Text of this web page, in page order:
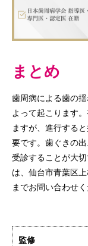
まとめ
歯周病による歯の
よって起こります
ますが、進行する
要です。歯ぐきの
受診することが大
は、仙台市青葉区
までお問い合わせく
監修